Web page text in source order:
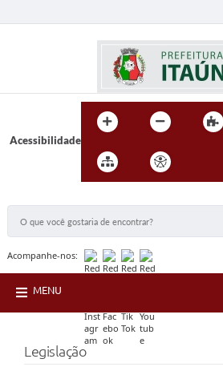
Acessibilidade
Acompanhe-nos:
MENU
Legislação